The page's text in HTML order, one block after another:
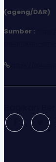
(ageng/DAR)
Sumber :